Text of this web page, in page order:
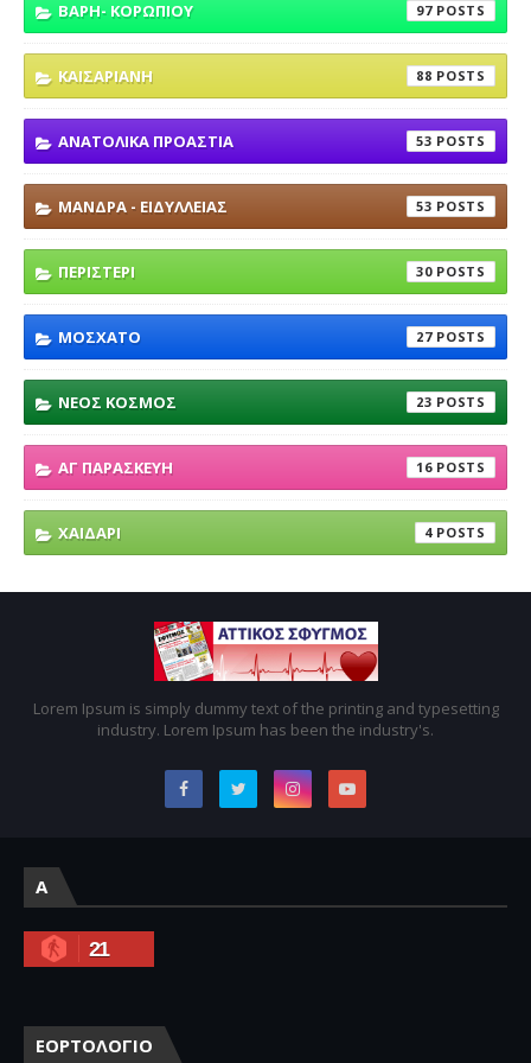
ΒΑΡΗ- ΚΟΡΩΠΙΟΥ 97
ΚΑΙΣΑΡΙΑΝΗ 88
ΑΝΑΤΟΛΙΚΑ ΠΡΟΑΣΤΙΑ 53
ΜΑΝΔΡΑ - ΕΙΔΥΛΛΕΙΑΣ 53
ΠΕΡΙΣΤΕΡΙ 30
ΜΟΣΧΑΤΟ 27
ΝΕΟΣ ΚΟΣΜΟΣ 23
ΑΓ ΠΑΡΑΣΚΕΥΗ 16
ΧΑΙΔΑΡΙ 4
Lorem Ipsum is simply dummy text of the printing and typesetting
industry. Lorem Ipsum has been the industry's.
A
21
ΕΟΡΤΟΛΟΓΙΟ